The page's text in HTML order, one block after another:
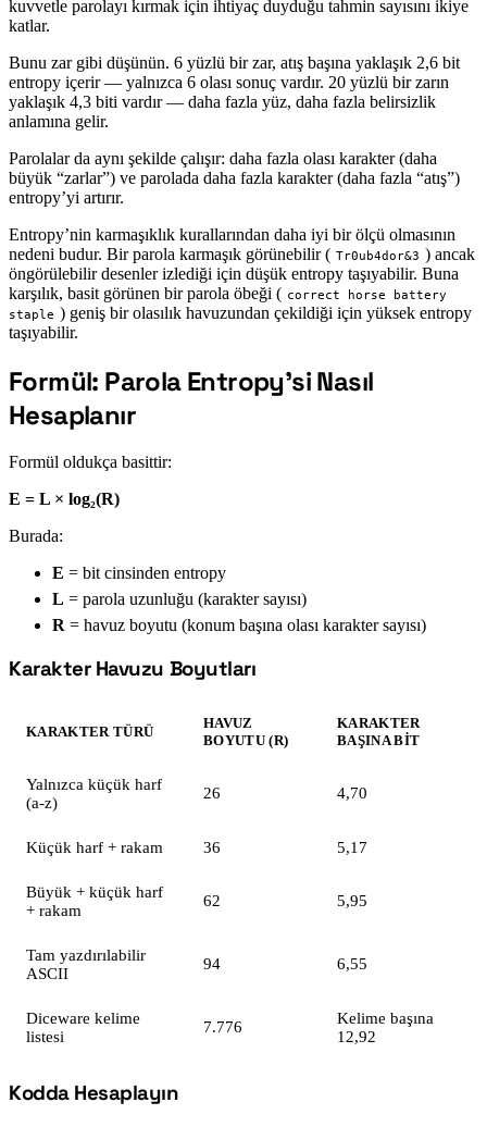
kuvvetle parolayı kırmak için ihtiyaç duyduğu tahmin sayısını ikiye
katlar.
Bunu zar gibi düşünün. 6 yüzlü bir zar, atış başına yaklaşık 2,6 bit
entropy içerir — yalnızca 6 olası sonuç vardır. 20 yüzlü bir zarın
yaklaşık 4,3 biti vardır — daha fazla yüz, daha fazla belirsizlik
anlamına gelir.
Parolalar da aynı şekilde çalışır: daha fazla olası karakter (daha
büyük “zarlar”) ve parolada daha fazla karakter (daha fazla “atış”)
entropy’yi artırır.
Entropy’nin karmaşıklık kurallarından daha iyi bir ölçü olmasının
nedeni budur. Bir parola karmaşık görünebilir ( Tr0ub4dor&3 ) ancak
öngörülebilir desenler izlediği için düşük entropy taşıyabilir. Buna
karşılık, basit görünen bir parola öbeği ( correct horse battery
staple ) geniş bir olasılık havuzundan çekildiği için yüksek entropy
taşıyabilir.
#Formül: Parola Entropy’si Nasıl
Hesaplanır
Formül oldukça basittir:
E = L × log₂(R)
Burada:
E = bit cinsinden entropy
L = parola uzunluğu (karakter sayısı)
R = havuz boyutu (konum başına olası karakter sayısı)
#
Karakter Havuzu Boyutları
KARAKTER TÜRÜ
HAVUZ
BOYUTU (R)
KARAKTER
BAŞINA BIT
Yalnızca küçük harf
(a-z)
26 4,70
Küçük harf + rakam 36 5,17
Büyük + küçük harf
+ rakam
62 5,95
Tam yazdırılabilir
ASCII
94 6,55
Diceware kelime
listesi
7.776
Kelime başına
12,92
#
Kodda Hesaplayın